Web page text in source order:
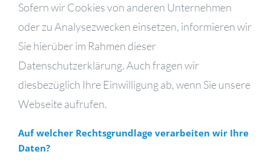
Sofern wir Cookies von anderen Unternehmen
oder zu Analysezwecken einsetzen, informieren wir
Sie hierüber im Rahmen dieser
Datenschutzerklärung. Auch fragen wir
diesbezüglich Ihre Einwilligung ab, wenn Sie unsere
Webseite aufrufen.
Auf welcher Rechtsgrundlage verarbeiten wir Ihre
Daten?